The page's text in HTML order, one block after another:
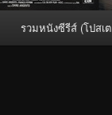
รวมหนังซีรีส์ (โปสเ